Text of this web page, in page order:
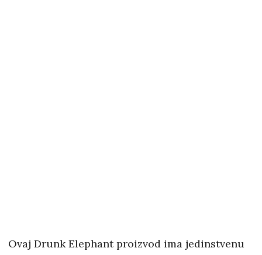
Ovaj Drunk Elephant proizvod ima jedinstvenu